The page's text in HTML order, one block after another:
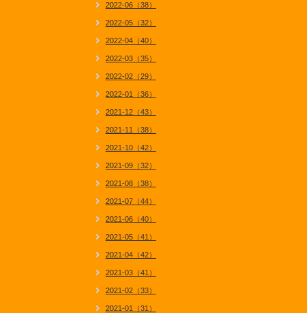
2022-06（38）
2022-05（32）
2022-04（40）
2022-03（35）
2022-02（29）
2022-01（36）
2021-12（43）
2021-11（38）
2021-10（42）
2021-09（32）
2021-08（38）
2021-07（44）
2021-06（40）
2021-05（41）
2021-04（42）
2021-03（41）
2021-02（33）
2021-01（31）